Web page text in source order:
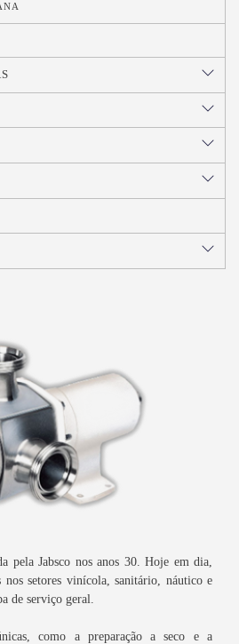
pela Jabsco nos anos 30. Hoje em dia,
​​nos setores vinícola, sanitário, náutico e
de serviço geral.
como a preparação a seco e a